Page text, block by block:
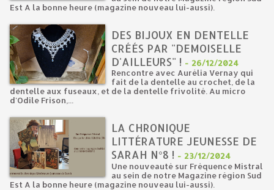
Est A la bonne heure (magazine nouveau lui-aussi).
DES BIJOUX EN DENTELLE
CRÉÉS PAR "DEMOISELLE
D'AILLEURS" ! - 26/12/2024
Rencontre avec Aurélia Vernay qui
fait de la dentelle au crochet, de la
dentelle aux fuseaux, et de la dentelle frivolité. Au micro
d'Odile Frison,...
LA CHRONIQUE
LITTÉRATURE JEUNESSE DE
SARAH N°8 ! - 23/12/2024
Une nouveauté sur Fréquence Mistral
au sein de notre Magazine région Sud
Est A la bonne heure (magazine nouveau lui-aussi).